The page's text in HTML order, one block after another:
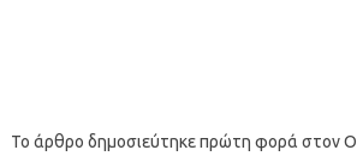
Το άρθρο δημοσιεύτηκε πρώτη φορά στον